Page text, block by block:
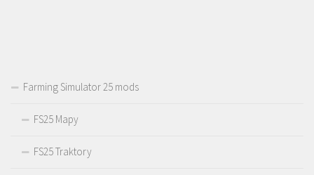
Farming Simulator 25 mods
FS25 Mapy
FS25 Traktory